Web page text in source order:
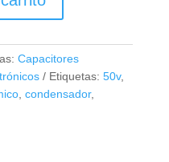
Capacitores
Etiquetas: 50v,
, condensador,